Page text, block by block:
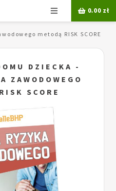
Menu 0.00 zł
metodą RISK SCORE
DZIECKA -
ZAWODOWEGO
SCORE